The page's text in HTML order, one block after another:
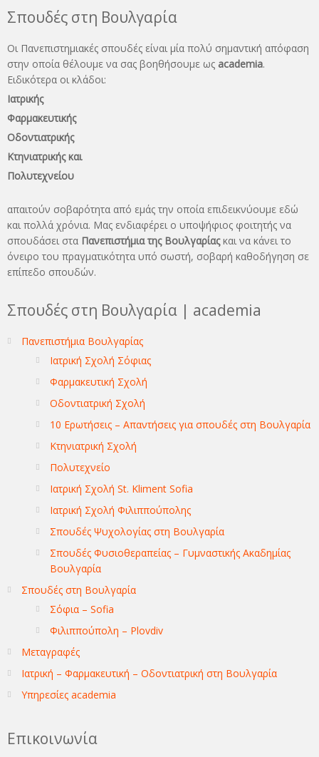
Σπουδές στη Βουλγαρία
Οι Πανεπιστημιακές σπουδές είναι μία πολύ σημαντική απόφαση
στην οποία θέλουμε να σας βοηθήσουμε ως academia.
Ειδικότερα οι κλάδοι:
Ιατρικής
Φαρμακευτικής
Οδοντιατρικής
Κτηνιατρικής και
Πολυτεχνείου
απαιτούν σοβαρότητα από εμάς την οποία επιδεικνύουμε εδώ
και πολλά χρόνια. Μας ενδιαφέρει ο υποψήφιος φοιτητής να
σπουδάσει στα Πανεπιστήμια της Βουλγαρίαςκαι να κάνει το
όνειρo του πραγματικότητα υπό σωστή, σοβαρή καθοδήγηση σε
επίπεδο σπουδών.
Σπουδές στη Βουλγαρία | academia
Πανεπιστήμια Βουλγαρίας
Ιατρική Σχολή Σόφιας
Φαρμακευτική Σχολή
Οδοντιατρική Σχολή
10 Ερωτήσεις – Απαντήσεις για σπουδές στη Βουλγαρία
Κτηνιατρική Σχολή
Πολυτεχνείο
Ιατρική Σχολή St. Kliment Sofia
Ιατρική Σχολή Φιλιππούπολης
Σπουδές Ψυχολογίας στη Βουλγαρία
Σπουδές Φυσιοθεραπείας – Γυμναστικής Ακαδημίας
Βουλγαρία
Σπουδές στη Βουλγαρία
Σόφια – Sofia
Φιλιππούπολη – Plovdiv
Μεταγραφές
Ιατρική – Φαρμακευτική – Οδοντιατρική στη Βουλγαρία
Υπηρεσίες academia
Επικοινωνία